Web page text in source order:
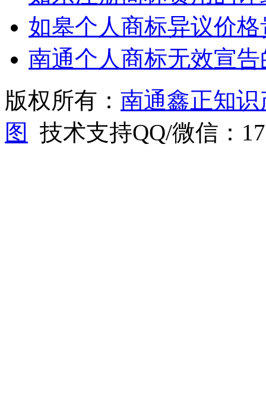
如皋个人商标异议价
南通个人商标无效宣
版权所有： 南通鑫正知
图
技术支持QQ/微信：